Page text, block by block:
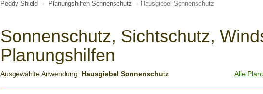
Peddy Shield Planungshilfen Sonnenschutz Hausgiebel Sonnenschutz
Sonnenschutz, Sichtschutz,
Planungshilfen
Alle
Ausgewählte Anwendung: Hausgiebel Sonnenschutz